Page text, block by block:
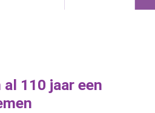
110 jaar een